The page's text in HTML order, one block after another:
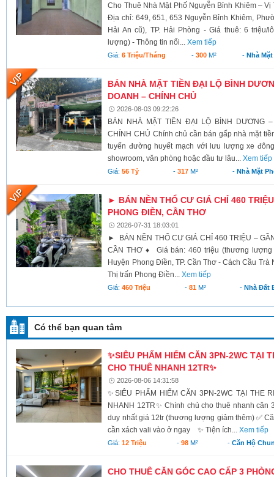
Cho Thuê Nhà Mặt Phố Nguyễn Bỉnh Khiêm –
Địa chỉ: 649, 651, 653 Nguyễn Bỉnh Khiêm,
Hải An cũ), TP. Hải Phòng - Giá thuê: 6 triệu/
lượng) - Thông tin nổi...Xem tiếp
Giá:6 Triệu/tháng -300 M² - Nhà
BÁN NHÀ MẶT TIỀN ĐẠI LỘ BÌNH
DOANH – CHÍNH CHỦ
2026-08-03 09:22:26
BÁN NHÀ MẶT TIỀN ĐẠI LỘ BÌNH DƯƠNG
CHÍNH CHỦ Chính chủ cần bán gấp nhà mặt
tuyến đường huyết mạch với lưu lượng xe
showroom, văn phòng hoặc đầu tư lâu...Xem tiếp
Giá:56 Tỷ -317 M² - Nhà Mặt
► BÁN NỀN THỔ CƯ GIÁ CHỈ 460
PHONG ĐIỀN, CẦN THƠ
2026-07-31 18:03:01
► BÁN NỀN THỔ CƯ GIÁ CHỈ 460 TRIỆU –
CẦN THƠ ♦ Giá bán: 460 triệu (thương
Huyện Phong Điền, TP. Cần Thơ - Cách Cầu Trà
Thị trấn Phong Điền...Xem tiếp
Giá:460 Triệu - 81M² - Nhà Đất
Có thể bạn quan tâm
✨SIÊU PHẨM HIẾM CĂN 3PN-2WC TẠI
CHO THUÊ NHANH 12TR✨
2026-08-06 14:31:58
✨SIÊU PHẨM HIẾM CĂN 3PN-2WC TẠI THE
NHANH 12TR✨ Chính chủ cho thuê nhanh căn
duy nhất giá 12tr (thương lượng giảm thêm) ✅
cần xách vali vào ở ngay ✨ Tiện ích...Xem tiếp
Giá:12 Triệu - 98M² - Căn Hộ
CHO THUÊ CĂN GÓC CAO CẤP 3